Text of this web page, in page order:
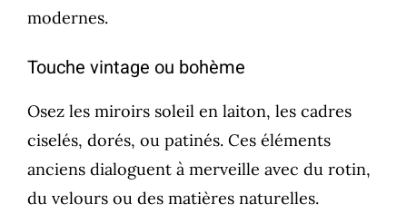
modernes.
Touche vintage ou bohème
Osez les miroirs soleil en laiton, les cadres
ciselés, dorés, ou patinés. Ces éléments
anciens dialoguent à merveille avec du rotin,
du velours ou des matières naturelles.